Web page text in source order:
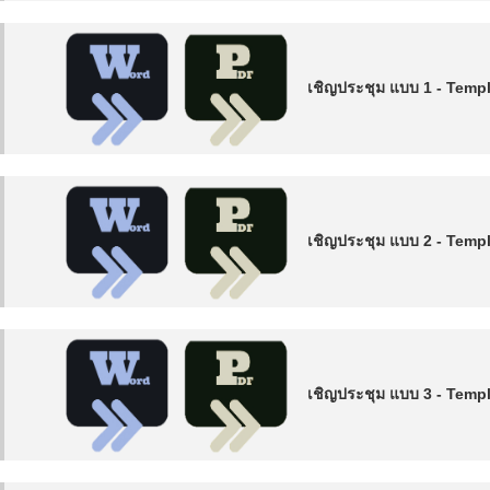
เชิญประชุม แบบ 1 -
เชิญประชุม แบบ 2 -
เชิญประชุม แบบ 3 -